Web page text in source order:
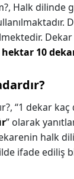
Halk dilinde
Dekar
hektar 10
“1 dekar kaç
” olarak
halk
ifade ediliş